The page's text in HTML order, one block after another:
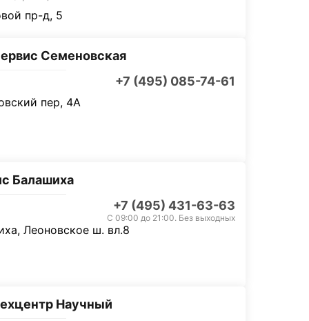
пр-д, 5
Семеновская
+7 (495) 085-74-61
пер, 4А
Балашиха
+7 (495) 431-63-63
С 09:00 до 21:00. Без выходных
Леоновское ш. вл.8
Научный